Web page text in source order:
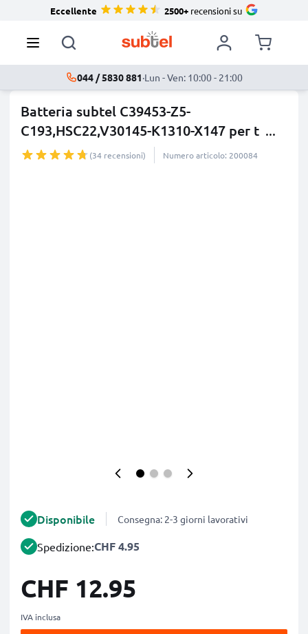
Eccellente 2500+recensioni su
044 / 5830 881·Lun - Ven: 10:00 - 21:00
Batteria subtel C39453-Z5-
C193,HSC22,V30145-K1310-X147 per t ...
di più
(34 recensioni) Numero articolo: 200084
Disponibile Consegna: 2-3 giorni lavorativi
Spedizione:CHF 4.95
CHF 12.95
IVA inclusa